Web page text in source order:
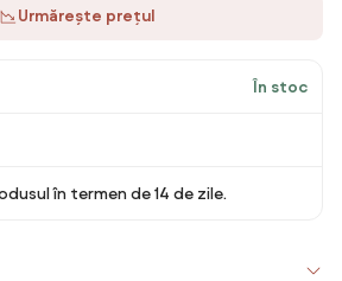
Urmărește prețul
În stoc
în termen de 14 de zile.